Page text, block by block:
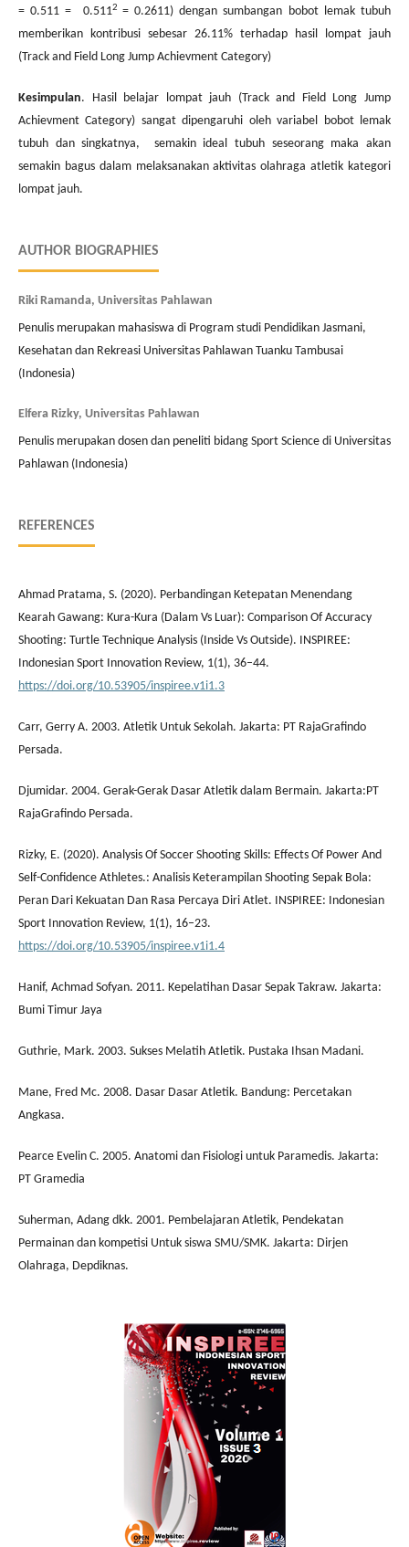
= 0.511 = 0.5112 = 0.2611) dengan sumbangan bobot lemak tubuh
memberikan kontribusi sebesar 26.11% terhadap hasil lompat jauh
(Track and Field Long Jump Achievment Category)
Kesimpulan. Hasil belajar lompat jauh (Track and Field Long Jump
Achievment Category) sangat dipengaruhi oleh variabel bobot lemak
tubuh dan singkatnya, semakin ideal tubuh seseorang maka akan
semakin bagus dalam melaksanakan aktivitas olahraga atletik kategori
lompat jauh.
AUTHOR BIOGRAPHIES
Riki Ramanda, Universitas Pahlawan
Penulis merupakan mahasiswa di Program studi Pendidikan Jasmani,
Kesehatan dan Rekreasi Universitas Pahlawan Tuanku Tambusai
(Indonesia)
Elfera Rizky, Universitas Pahlawan
Penulis merupakan dosen dan peneliti bidang Sport Science di Universitas
Pahlawan (Indonesia)
REFERENCES
Ahmad Pratama, S. (2020). Perbandingan Ketepatan Menendang
Kearah Gawang: Kura-Kura (Dalam Vs Luar): Comparison Of Accuracy
Shooting: Turtle Technique Analysis (Inside Vs Outside). INSPIREE:
Indonesian Sport Innovation Review, 1(1), 36–44.
https://doi.org/10.53905/inspiree.v1i1.3
Carr, Gerry A. 2003. Atletik Untuk Sekolah. Jakarta: PT RajaGrafindo
Persada.
Djumidar. 2004. Gerak-Gerak Dasar Atletik dalam Bermain. Jakarta:PT
RajaGrafindo Persada.
Rizky, E. (2020). Analysis Of Soccer Shooting Skills: Effects Of Power And
Self-Confidence Athletes.: Analisis Keterampilan Shooting Sepak Bola:
Peran Dari Kekuatan Dan Rasa Percaya Diri Atlet. INSPIREE: Indonesian
Sport Innovation Review, 1(1), 16–23.
https://doi.org/10.53905/inspiree.v1i1.4
Hanif, Achmad Sofyan. 2011. Kepelatihan Dasar Sepak Takraw. Jakarta:
Bumi Timur Jaya
Guthrie, Mark. 2003. Sukses Melatih Atletik. Pustaka Ihsan Madani.
Mane, Fred Mc. 2008. Dasar Dasar Atletik. Bandung: Percetakan
Angkasa.
Pearce Evelin C. 2005. Anatomi dan Fisiologi untuk Paramedis. Jakarta:
PT Gramedia
Suherman, Adang dkk. 2001. Pembelajaran Atletik, Pendekatan
Permainan dan kompetisi Untuk siswa SMU/SMK. Jakarta: Dirjen
Olahraga, Depdiknas.